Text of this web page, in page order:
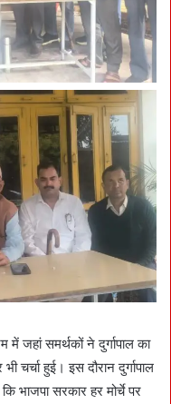
जहां समर्थकों ने दुर्गापाल का
चर्चा हुई। इस दौरान दुर्गापाल
भाजपा सरकार हर मोर्चे पर